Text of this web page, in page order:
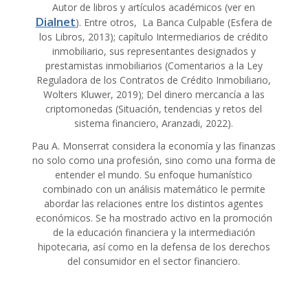
Autor de libros y artículos académicos (ver en
Dialnet). Entre otros, La Banca Culpable (Esfera de
los Libros, 2013); capítulo Intermediarios de crédito
inmobiliario, sus representantes designados y
prestamistas inmobiliarios (Comentarios a la Ley
Reguladora de los Contratos de Crédito Inmobiliario,
Wolters Kluwer, 2019); Del dinero mercancía a las
criptomonedas (Situación, tendencias y retos del
sistema financiero, Aranzadi, 2022).
Pau A. Monserrat considera la economía y las finanzas
no solo como una profesión, sino como una forma de
entender el mundo. Su enfoque humanístico
combinado con un análisis matemático le permite
abordar las relaciones entre los distintos agentes
económicos. Se ha mostrado activo en la promoción
de la educación financiera y la intermediación
hipotecaria, así como en la defensa de los derechos
del consumidor en el sector financiero.